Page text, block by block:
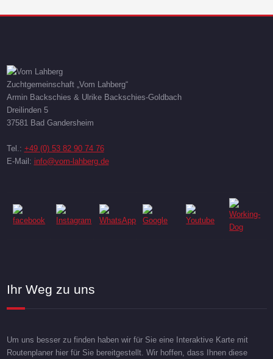
Zuchtgemeinschaft „Vom Lahberg“
Armin Backschies & Ulrike Backschies-Goldbach
Dreilinden 5
37581 Bad Gandersheim
Tel.: +49 (0) 53 82 90 74 76
E-Mail: info@vom-lahberg.de
Ihr Weg zu uns
Um uns besser zu finden haben wir für Sie eine Interaktive Karte mit
Routenplaner hier für Sie bereitgestellt. Wir hoffen, dass Ihnen diese